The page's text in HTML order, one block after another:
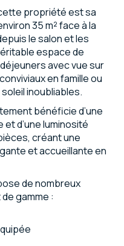
propriété est sa
35 m² face à la
le salon et les
espace de
avec vue sur
en famille ou
inoubliables.
bénéficie d’une
d’une luminosité
créant une
et accueillante en
de nombreux
gamme :